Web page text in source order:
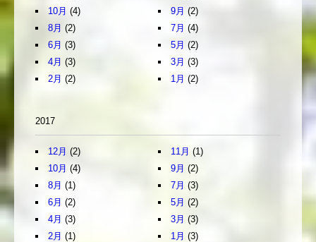
10月 (4) 9月 (2)
8月 (2) 7月 (4)
6月 (3) 5月 (2)
4月 (3) 3月 (3)
2月 (2) 1月 (2)
2017
12月 (2) 11月 (1)
10月 (4) 9月 (2)
8月 (1) 7月 (3)
6月 (2) 5月 (2)
4月 (3) 3月 (3)
2月 (1) 1月 (3)